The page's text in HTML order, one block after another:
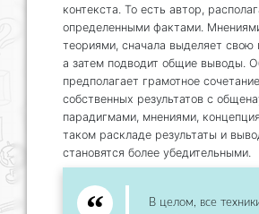
контекста. То есть автор,
определенными фактами.
теориями, сначала выделяет свою
а затем подводит общие выводы.
предполагает грамотное сочетание
собственных результатов с
парадигмами, мнениями,
таком раскладе результаты и
становятся более убедительными.
В целом, все